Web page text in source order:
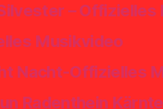
–
Musikvideo
Nacht-Offizielles
Radenthein